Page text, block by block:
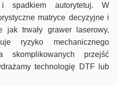
spadkiem autorytetuj. W
matryce decyzyjne i
jak trwały grawer laserowy,
ryzyko mechanicznego
skomplikowanych przejść
technologię DTF lub